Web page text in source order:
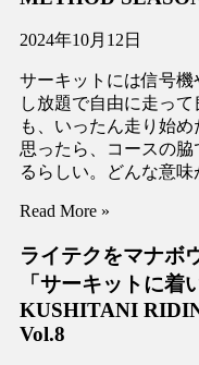
2024年10月12日
サーキットには信号
し放題で自由に走っ
も、いったん走り始
思ったら、コースの
るらしい。どんな意
Read More »
ライテクをマナボ
「サーキットに着
KUSHITANI
Vol.8